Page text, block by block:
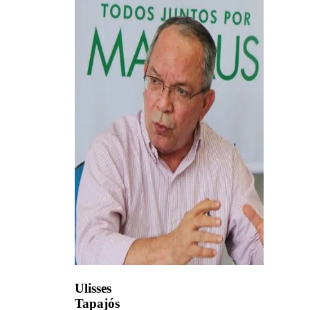
Ulisses
Tapajós